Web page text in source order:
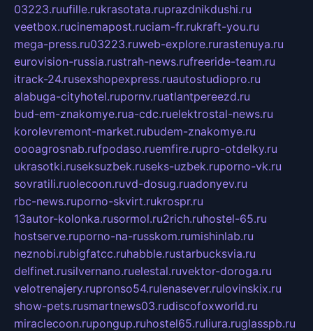
03223.ruufille.rukrasotata.ruprazdnikdushi.ru
veetbox.rucinemapost.ruciam-fr.rukraft-you.ru
mega-press.ru03223.ruweb-explore.rurastenuya.ru
eurovision-russia.rustrah-news.rufreeride-team.ru
itrack-24.rusexshopexpress.ruautostudiopro.ru
alabuga-cityhotel.rupornv.ruatlantpereezd.ru
bud-em-znakomye.rua-cdc.ruelektrostal-news.ru
korolevremont-market.rubudem-znakomye.ru
oooagrosnab.rufpodaso.ruemfire.rupro-otdelky.ru
ukrasotki.ruseksuzbek.ruseks-uzbek.ruporno-vk.ru
sovratili.ruolecoon.ruvd-dosug.ruadonyev.ru
rbc-news.ruporno-skvirt.rukrospr.ru
13autor-kolonka.rusormol.ru2rich.ruhostel-65.ru
hostserve.ruporno-na-russkom.rumishinlab.ru
neznobi.rubigfatcc.ruhabble.rustarbucksvia.ru
delfinet.rusilvernano.ruelestal.ruvektor-doroga.ru
velotrenajery.rupronso54.rulenasever.rulovinskix.ru
show-pets.rusmartnews03.rudiscofoxworld.ru
miraclecoon.rupongup.ruhostel65.ruliura.ruglasspb.ru